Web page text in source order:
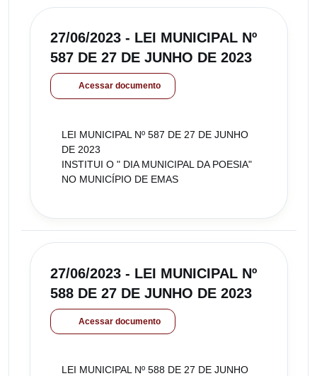
27/06/2023 - LEI MUNICIPAL Nº
587 DE 27 DE JUNHO DE 2023
Acessar documento
LEI MUNICIPAL Nº 587 DE 27 DE JUNHO
DE 2023
INSTITUI O " DIA MUNICIPAL DA POESIA"
NO MUNICÍPIO DE EMAS
27/06/2023 - LEI MUNICIPAL Nº
588 DE 27 DE JUNHO DE 2023
Acessar documento
LEI MUNICIPAL Nº 588 DE 27 DE JUNHO